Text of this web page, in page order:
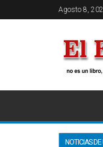
Agosto 8,
NOTICIAS